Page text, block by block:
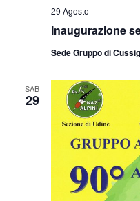
Inaugurazione
29 Agosto
Sede Gruppo di
SAB
29